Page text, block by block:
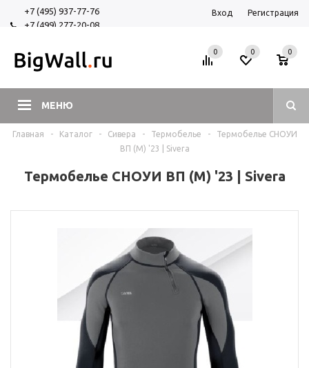
+7 (495) 937-77-76
+7 (499) 277-20-08
Вход Регистрация
МЕНЮ
0 0
0
Главная - Каталог - Сивера - Термобелье -
Термобелье СНОУИ
ВП (М) '23 | Sivera
Термобелье СНОУИ ВП (М) '23 | Sivera